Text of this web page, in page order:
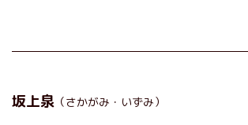
坂上泉 （さかがみ・いずみ）